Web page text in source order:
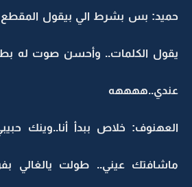
حميد: بس بشرط الي بيقول
يقول الكلمات.. وأحسن صوت له
عندي..ههههه
العهنوف: خلاص ببدأ أنا..وينك
ماشافتك عيني.. طولت يالغالي